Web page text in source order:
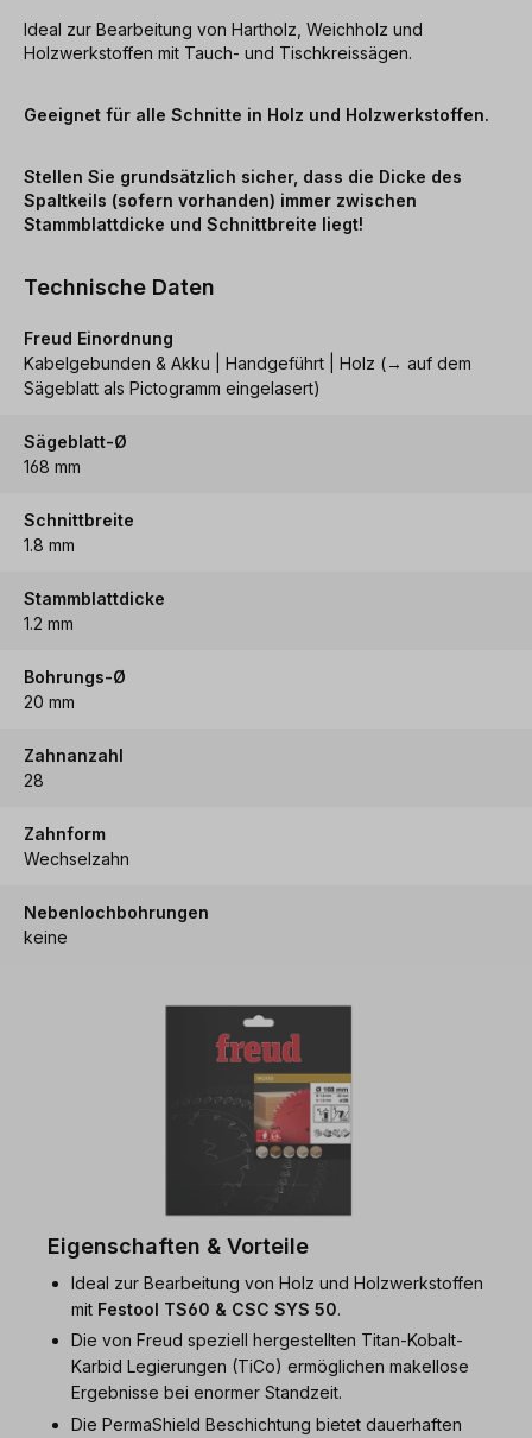
Ideal zur Bearbeitung von Hartholz, Weichholz und
Holzwerkstoffen mit Tauch- und Tischkreissägen.
Geeignet für alle Schnitte in Holz und Holzwerkstoffen.
Stellen Sie grundsätzlich sicher, dass die Dicke des
Spaltkeils (sofern vorhanden) immer zwischen
Stammblattdicke und Schnittbreite liegt!
Technische Daten
Freud Einordnung
Kabelgebunden & Akku | Handgeführt | Holz (→ auf dem
Sägeblatt als Pictogramm eingelasert)
Sägeblatt-Ø
168 mm
Schnittbreite
1.8 mm
Stammblattdicke
1.2 mm
Bohrungs-Ø
20 mm
Zahnanzahl
28
Zahnform
Wechselzahn
Nebenlochbohrungen
keine
Eigenschaften & Vorteile
Ideal zur Bearbeitung von Holz und Holzwerkstoffen
mit Festool TS60 & CSC SYS 50.
Die von Freud speziell hergestellten Titan-Kobalt-
Karbid Legierungen (TiCo) ermöglichen makellose
Ergebnisse bei enormer Standzeit.
Die PermaShield Beschichtung bietet dauerhaften